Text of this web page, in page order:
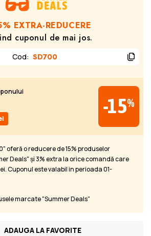
EXTRA-REDUCERE
cuponul de mai jos.
Cod: SD700
-15%
oferă o reducere de 15% produselor
Deals" și 3% extra la orice comandă care
Cuponul este valabil in perioada 01-
marcate "Summer Deals"
ADAUGA LA FAVORITE